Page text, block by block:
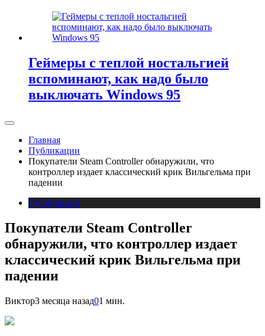
Геймеры с теплой ностальгией
вспоминают, как надо было
выключать Windows 95
Главная
Публикации
Покупатели Steam Controller обнаружили, что
контроллер издает классический крик Вильгельма при
падении
Публикации
Покупатели Steam Controller
обнаружили, что контроллер издает
классический крик Вильгельма при
падении
Виктор3 месяца назад01 мин.